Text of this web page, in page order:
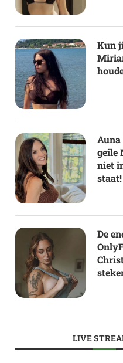
Kun
geile
niet
staat!
De
LIVE